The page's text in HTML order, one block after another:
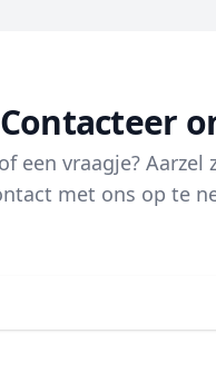
Contacteer
een vraagje? Aarzel
met ons op te